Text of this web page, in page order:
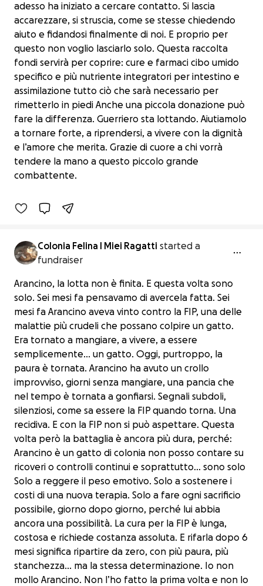
adesso ha iniziato a cercare contatto. Si lascia
accarezzare, si struscia, come se stesse chiedendo
aiuto e fidandosi finalmente di noi. E proprio per
questo non voglio lasciarlo solo. Questa raccolta
fondi servirà per coprire: cure e farmaci cibo umido
specifico e più nutriente integratori per intestino e
assimilazione tutto ciò che sarà necessario per
rimetterlo in piedi Anche una piccola donazione può
fare la differenza. Guerriero sta lottando. Aiutiamolo
a tornare forte, a riprendersi, a vivere con la dignità
e l’amore che merita. Grazie di cuore a chi vorrà
tendere la mano a questo piccolo grande
combattente.
Guerriero lotta ancora: aiutiamolo a
€185 raised
Colonia Felina I Miei Ragatti started a
fundraiser
Arancino, la lotta non è finita. E questa volta sono
solo. Sei mesi fa pensavamo di avercela fatta. Sei
mesi fa Arancino aveva vinto contro la FIP, una delle
malattie più crudeli che possano colpire un gatto.
Era tornato a mangiare, a vivere, a essere
semplicemente… un gatto. Oggi, purtroppo, la
paura è tornata. Arancino ha avuto un crollo
improvviso, giorni senza mangiare, una pancia che
nel tempo è tornata a gonfiarsi. Segnali subdoli,
silenziosi, come sa essere la FIP quando torna. Una
recidiva. E con la FIP non si può aspettare. Questa
volta però la battaglia è ancora più dura, perché:
Arancino è un gatto di colonia non posso contare su
ricoveri o controlli continui e soprattutto… sono solo
Solo a reggere il peso emotivo. Solo a sostenere i
costi di una nuova terapia. Solo a fare ogni sacrificio
possibile, giorno dopo giorno, perché lui abbia
ancora una possibilità. La cura per la FIP è lunga,
costosa e richiede costanza assoluta. E rifarla dopo 6
mesi significa ripartire da zero, con più paura, più
stanchezza… ma la stessa determinazione. Io non
mollo Arancino. Non l’ho fatto la prima volta e non lo